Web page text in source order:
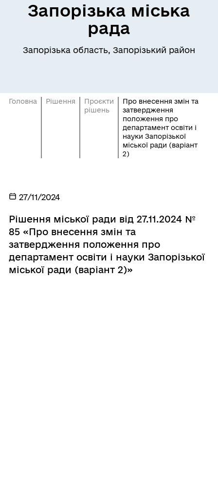
Запорізька міська
рада
Запорізька область, Запорізький район
Головна Рішення
Проєкти
рішень
Про внесення змін та
затвердження
положення про
департамент освіти і
науки Запорізької
міської ради (варіант
2)
27/11/2024
Рішення міської ради від 27.11.2024 №
85 «Про внесення змін та
затвердження положення про
департамент освіти і науки Запорізької
міської ради (варіант 2)»